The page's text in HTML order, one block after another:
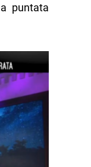
puntata